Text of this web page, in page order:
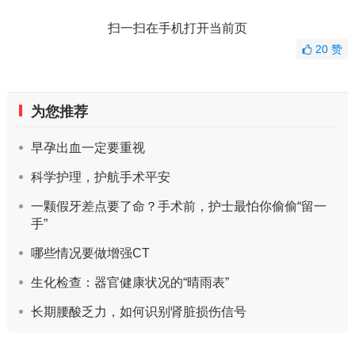
扫一扫在手机打开当前页
20赞
为您推荐
早孕出血一定要重视
科学护理，护航手术平安
一颗假牙差点要了命？手术前，护士最怕你偷偷“留一
手”
哪些情况要做增强CT
生化检查：器官健康状况的“晴雨表”
长期腰酸乏力，如何识别肾脏损伤信号